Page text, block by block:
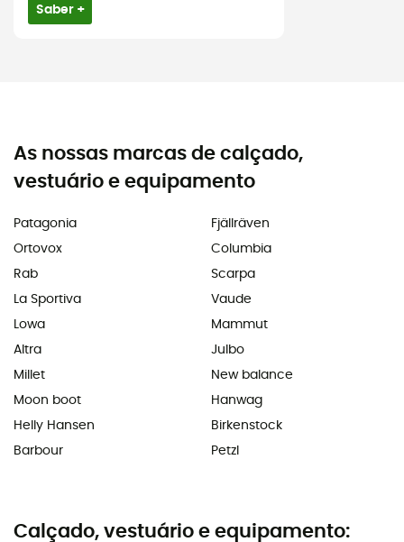
Saber +
As nossas marcas de calçado,
vestuário e equipamento
Patagonia
Ortovox
Rab
La Sportiva
Lowa
Altra
Millet
Moon boot
Helly Hansen
Barbour
Fjällräven
Columbia
Scarpa
Vaude
Mammut
Julbo
New balance
Hanwag
Birkenstock
Petzl
Calçado, vestuário e equipamento: